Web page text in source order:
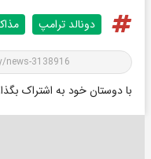
دونالد ترامپ
با دوستان خود به اشتراک